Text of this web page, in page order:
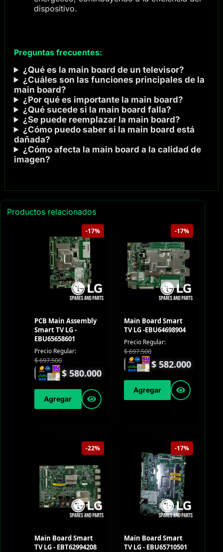
dispositivo.
Preguntas frecuentes:
¿Qué es la main board de un televisor?
¿Cuáles son las funciones principales de la
main board?
¿Por qué es importante la main board?
¿Qué sucede si la main board falla?
¿Se puede reemplazar la main board?
¿Cómo puedo saber si la main board está
dañada?
¿Cómo afecta la main board a la calidad de
imagen?
Productos relacionados
-17%
PCB Main Assembly
Smart TV LG -
EBU65658601
Precio Regular:
$697.500
$ 580.000
Agregar
-17%
Main Board Smart
TV LG -EBU64698904
Precio Regular:
$697.500
$ 582.000
Agregar
-22%
Main Board Smart
TV LG - EBT62994208
-17%
Main Board Smart
TV LG - EBU65710501